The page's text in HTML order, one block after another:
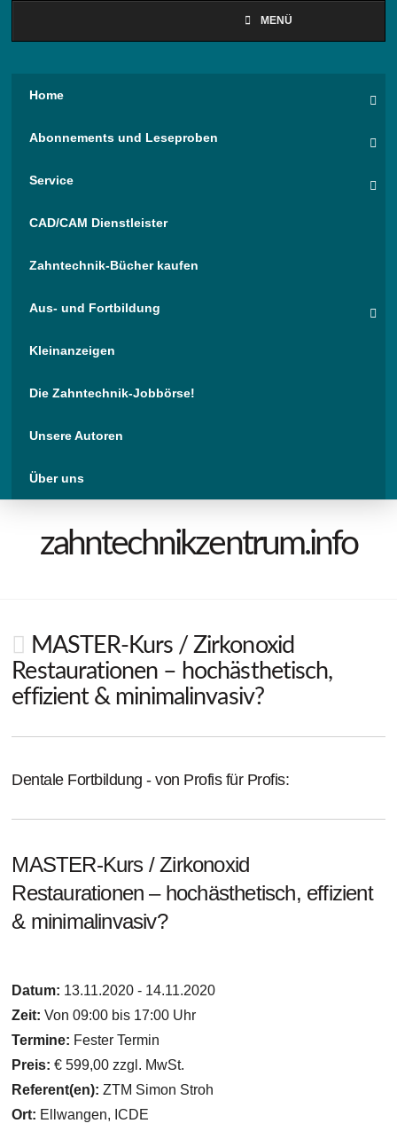
MENÜ
Home
Abonnements und Leseproben
Service
CAD/CAM Dienstleister
Zahntechnik-Bücher kaufen
Aus- und Fortbildung
Kleinanzeigen
Die Zahntechnik-Jobbörse!
Unsere Autoren
Über uns
zahntechnikzentrum.info
MASTER-Kurs / Zirkonoxid
Restaurationen – hochästhetisch,
effizient & minimalinvasiv?
Dentale Fortbildung - von Profis für Profis:
MASTER-Kurs / Zirkonoxid
Restaurationen – hochästhetisch, effizient
& minimalinvasiv?
Datum: 13.11.2020 - 14.11.2020
Zeit: Von 09:00 bis 17:00 Uhr
Termine: Fester Termin
Preis: € 599,00 zzgl. MwSt.
Referent(en):ZTM Simon Stroh
Ort: Ellwangen, ICDE